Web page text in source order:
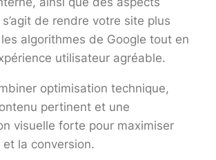
de rendre votre site plus
algorithmes de Google tout en
utilisateur agréable.
optimisation technique,
pertinent et une
visuelle forte pour maximiser
et la conversion.